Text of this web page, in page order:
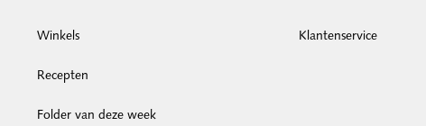
Winkels
Recepten
Folder van deze week
Klantenservice